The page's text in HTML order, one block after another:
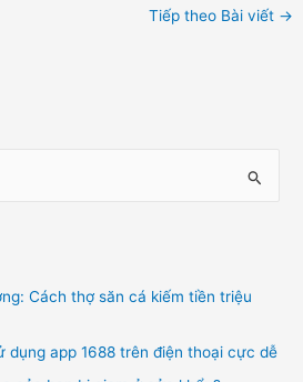
Tiếp theo Bài viết →
Cách thợ săn cá kiếm tiền triệu
dụng app 1688 trên điện thoại cực dễ